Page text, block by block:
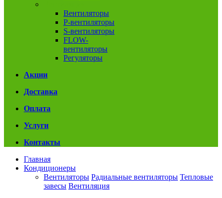
Вентиляторы
P-вентиляторы
S-вентиляторы
FLOW-
вентиляторы
Регуляторы
Акции
Доставка
Оплата
Услуги
Контакты
Главная
Кондиционеры
Вентиляторы Радиальные вентиляторы Тепловые
завесы Вентиляция